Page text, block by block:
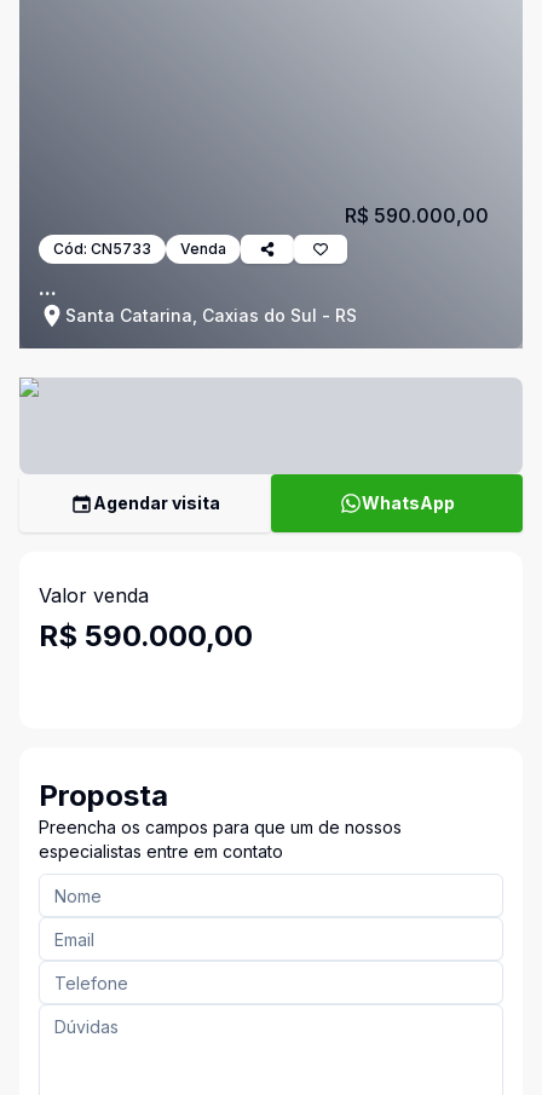
Cód: CN5733 Venda
...
Santa Catarina, Caxias do Sul - RS
R$ 590.000,00
Agendar visita WhatsApp
Valor venda
R$ 590.000,00
Proposta
Preencha os campos para que um de nossos
especialistas entre em contato